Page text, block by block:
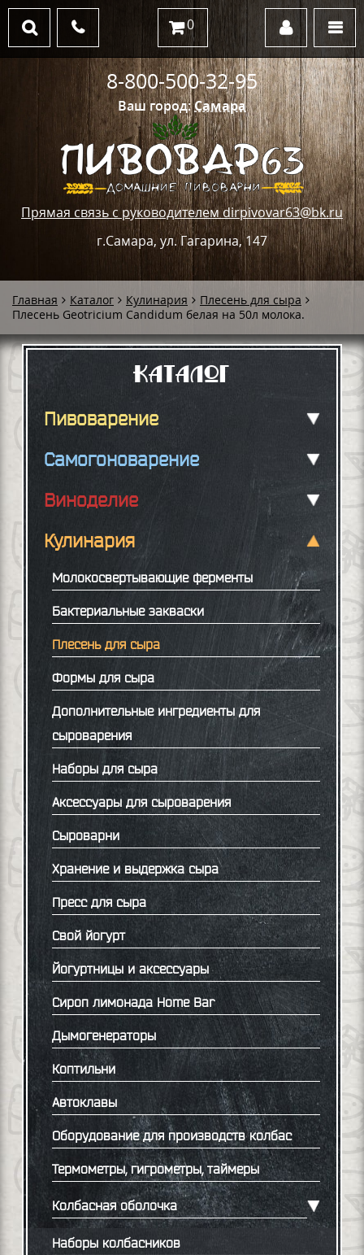
Ваш город:Самара
Прямая связь с руководителем dirpivovar63@bk.ru
г.Самара, ул. Гагарина, 147
8-800-500-32-95
0
Главная Каталог Кулинария
Плесень для сыра
Плесень Geotricium Candidum белая на 50л молока.
Каталог
Пивоварение
Самогоноварение
Виноделие
Кулинария
Молокосвертывающие ферменты
Бактериальные закваски
Плесень для сыра
Формы для сыра
Дополнительные ингредиенты для
сыроварения
Наборы для сыра
Аксессуары для сыроварения
Сыроварни
Хранение и выдержка сыра
Пресс для сыра
Свой йогурт
Йогуртницы и аксессуары
Сироп лимонада Home Bar
Дымогенераторы
Коптильни
Автоклавы
Оборудование для производств колбас
Термометры, гигрометры, таймеры
Колбасная оболочка
Наборы колбасников